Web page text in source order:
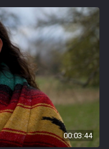
00:03:44